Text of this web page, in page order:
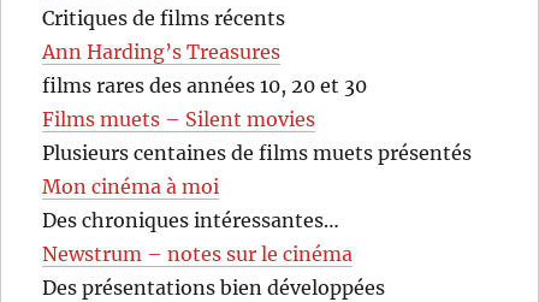
Critiques de films récents
Ann Harding’s Treasures
films rares des années 10, 20 et 30
Films muets – Silent movies
Plusieurs centaines de films muets présentés
Mon cinéma à moi
Des chroniques intéressantes…
Newstrum – notes sur le cinéma
Des présentations bien développées